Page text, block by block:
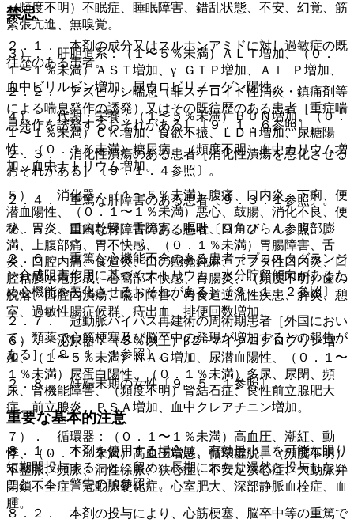
禁忌
２．１． 本剤の成分又はスルホンアミドに対し過敏症の既
往歴のある患者。
２．２． アスピリン喘息（非ステロイド性消炎・鎮痛剤等
による喘息発作の誘発）又はその既往歴のある患者［重症喘
息発作を誘発するおそれがある］〔９．１．６参照〕。
２．３． 消化性潰瘍のある患者［消化性潰瘍を悪化させる
おそれがある］〔９．１．４参照〕。
２．４． 重篤な肝障害のある患者〔９．３．１参照〕。
２．５． 重篤な腎障害のある患者〔９．２．１参照〕。
２．６． 重篤な心機能不全のある患者［プロスタグランジ
ン合成阻害作用に基づくナトリウム・水分貯留傾向があるた
め心機能を悪化させるおそれがある］〔９．１．２参照〕。
２．７． 冠動脈バイパス再建術の周術期患者［外国におい
て、類薬で心筋梗塞及び脳卒中の発現が増加するとの報告が
ある］〔９．１．１参照〕。
２．８． 妊娠末期の女性〔９．５．１参照〕。
重要な基本的注意
８．１． 本剤を使用する場合は、有効最小量を可能な限り
短期間投与することに留め、長期にわたり漫然と投与しない
こと〔１．警告の項参照〕。
８．２． 本剤の投与により、心筋梗塞、脳卒中等の重篤で
（頻度不明）不眠症、睡眠障害、錯乱状態、不安、幻覚、筋
緊張亢進、無嗅覚。
３）． 肝胆道系：（１〜５％未満）ＡＬＴ増加、（０．
１〜１％未満）ＡＳＴ増加、γ−ＧＴＰ増加、Ａｌ−Ｐ増加、
血中ビリルビン増加、尿ウロビリノーゲン陽性。
４）． 代謝・栄養：（１〜５％未満）ＢＵＮ増加、（０．
１〜１％未満）ＣＫ増加、食欲不振、ＬＤＨ増加、尿糖陽
性、（０．１％未満）糖尿病、（頻度不明）血中カリウム増
加、血中ナトリウム増加。
５）． 消化器：（１〜５％未満）腹痛、口内炎、下痢、便
潜血陽性、（０．１〜１％未満）悪心、鼓腸、消化不良、便
秘、胃炎、口内乾燥、舌障害、嘔吐、口角びらん、腹部膨
満、上腹部痛、胃不快感、（０．１％未満）胃腸障害、舌
炎、口腔内痛、食道炎、口の感覚鈍麻、アフタ性口内炎、口
腔粘膜水疱形成、心窩部不快感、胃腸炎、（頻度不明）歯の
脱落、口腔内潰瘍、嚥下障害、胃食道逆流性疾患、膵炎、憩
室、過敏性腸症候群、痔出血、排便回数増加。
６）． 泌尿器：（５％以上）β２−マイクログロブリン増
加、（１〜５％未満）ＮＡＧ増加、尿潜血陽性、（０．１〜
１％未満）尿蛋白陽性、（０．１％未満）多尿、尿閉、頻
尿、腎機能障害、（頻度不明）腎結石症、良性前立腺肥大
症、前立腺炎、ＰＳＡ増加、血中クレアチニン増加。
７）． 循環器：（０．１〜１％未満）高血圧、潮紅、動
悸、（０．１％未満）高血圧増悪、循環虚脱、（頻度不明）
不整脈、頻脈、洞性徐脈、狭心症、不安定狭心症、大動脈弁
閉鎖不全症、冠動脈硬化症、心室肥大、深部静脈血栓症、血
腫。